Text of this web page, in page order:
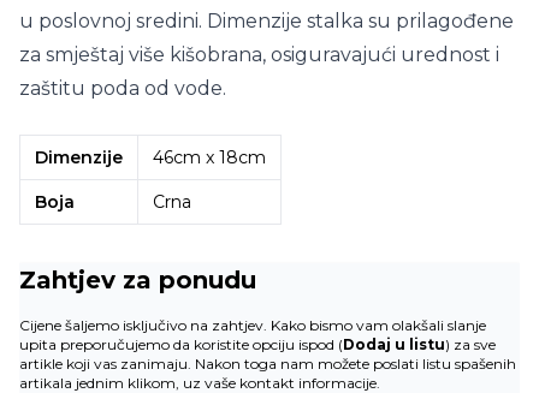
u poslovnoj sredini. Dimenzije stalka su prilagođene
za smještaj više kišobrana, osiguravajući urednost i
zaštitu poda od vode.
Dimenzije 46cm x 18cm
Boja Crna
Zahtjev za ponudu
Cijene šaljemo isključivo na zahtjev. Kako bismo vam olakšali slanje
upita preporučujemo da koristite opciju ispod (Dodaj u listu) za sve
artikle koji vas zanimaju. Nakon toga nam možete poslati listu spašenih
artikala jednim klikom, uz vaše kontakt informacije.